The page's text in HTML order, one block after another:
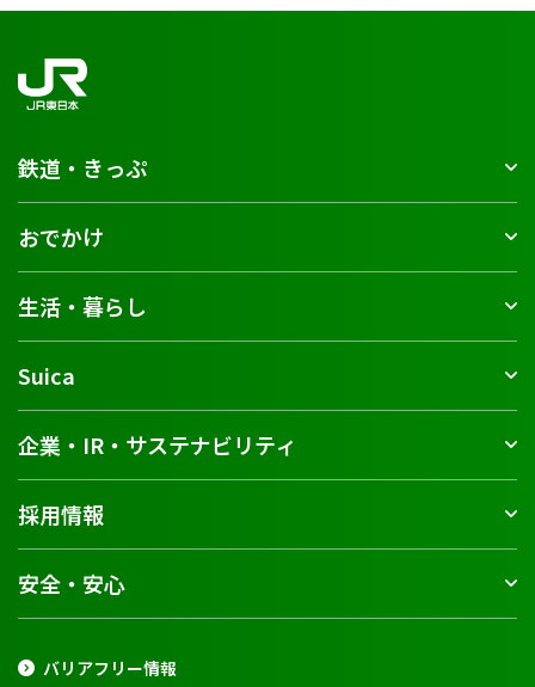
鉄道・きっぷ
おでかけ
生活・暮らし
Suica
企業・IR・サステナビリティ
採用情報
安全・安心
バリアフリー情報